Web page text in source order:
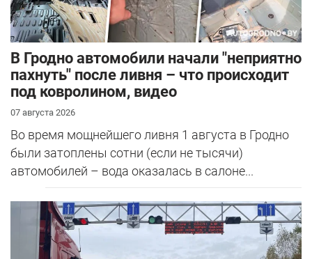
В Гродно автомобили начали "неприятно
пахнуть" после ливня – что происходит
под ковролином, видео
07 августа 2026
Во время мощнейшего ливня 1 августа в Гродно
были затоплены сотни (если не тысячи)
автомобилей – вода оказалась в салоне...